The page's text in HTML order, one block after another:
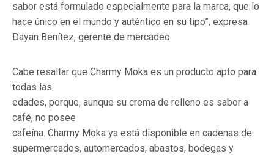
sabor está formulado especialmente para la marca, que lo
hace único en el mundo y auténtico en su tipo”, expresa
Dayan Benítez, gerente de mercadeo.
Cabe resaltar que Charmy Moka es un producto apto para
todas las
edades, porque, aunque su crema de relleno es sabor a
café, no posee
cafeína. Charmy Moka ya está disponible en cadenas de
supermercados, automercados, abastos, bodegas y